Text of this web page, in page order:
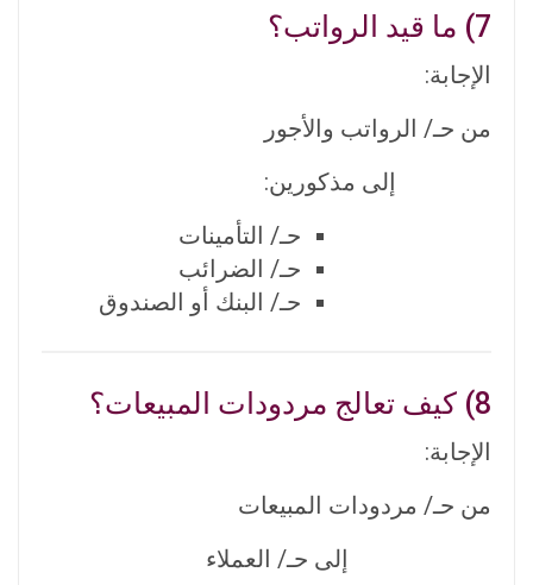
7) ما قيد الرواتب؟
الإجابة:
من حـ/ الرواتب والأجور
إلى مذكورين:
حـ/ التأمينات
حـ/ الضرائب
حـ/ البنك أو الصندوق
8) كيف تعالج مردودات المبيعات؟
الإجابة:
من حـ/ مردودات المبيعات
إلى حـ/ العملاء